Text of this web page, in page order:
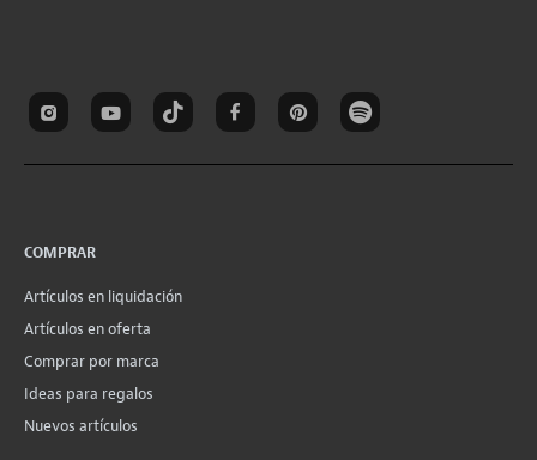
COMPRAR
Artículos en liquidación
Artículos en oferta
Comprar por marca
Ideas para regalos
Nuevos artículos